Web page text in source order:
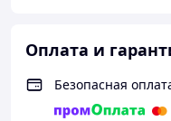
Оплата и
Безопасная